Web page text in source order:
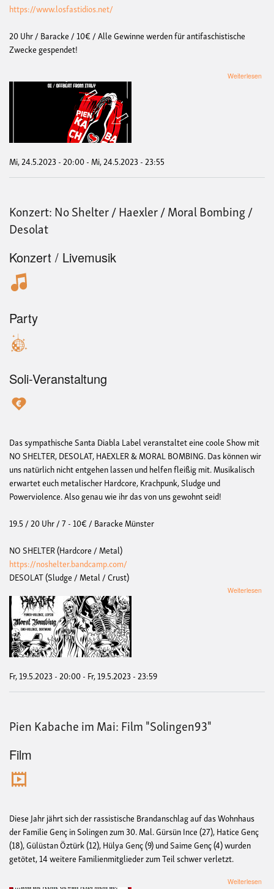
https://www.losfastidios.net/
20 Uhr / Baracke / 10€ / Alle Gewinne werden für antifaschistische
Zwecke gespendet!
Weiterlesen
Mi, 24.5.2023 - 20:00-Mi, 24.5.2023 - 23:55
Konzert: No Shelter / Haexler / Moral Bombing /
Desolat
Konzert / Livemusik
Party
Soli-Veranstaltung
Das sympathische Santa Diabla Label veranstaltet eine coole Show mit
NO SHELTER, DESOLAT, HAEXLER & MORAL BOMBING. Das können wir
uns natürlich nicht entgehen lassen und helfen fleißig mit. Musikalisch
erwartet euch metalischer Hardcore, Krachpunk, Sludge und
Powerviolence. Also genau wie ihr das von uns gewohnt seid!
19.5 / 20 Uhr / 7 - 10€ / Baracke Münster
NO SHELTER (Hardcore / Metal)
https://noshelter.bandcamp.com/
DESOLAT (Sludge / Metal / Crust)
Weiterlesen
Fr, 19.5.2023 - 20:00- Fr, 19.5.2023 - 23:59
Pien Kabache im Mai: Film "Solingen93"
Film
Diese Jahr jährt sich der rassistische Brandanschlag auf das Wohnhaus
der Familie Genç in Solingen zum 30. Mal. Gürsün Ince (27), Hatice Genç
(18), Gülüstan Öztürk (12), Hülya Genç (9) und Saime Genç (4) wurden
getötet, 14 weitere Familienmitglieder zum Teil schwer verletzt.
Weiterlesen